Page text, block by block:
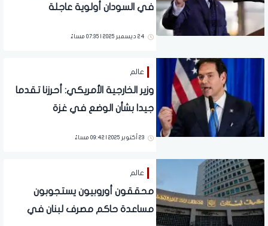
في السودان أولوية عاجلة
24 ديسمبر 2025 | 07:35 مساءً
عالم
وزير الخارجية الأمريكي: أحرزنا تقدما
جيدا بشأن الوضع في غزة
23 أكتوبر 2025 | 09:42 مساءً
عالم
محققون أوروبيون يستجوبون
مساعدة حاكم مصرف لبنان في